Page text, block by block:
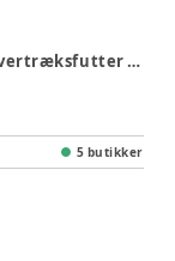
Wheat Overtræksfutter - Rose Powder
5 butikker